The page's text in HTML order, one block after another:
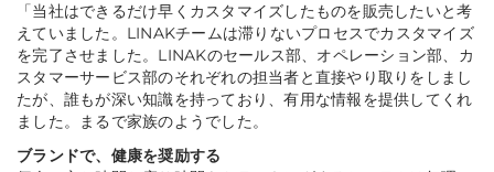
「当社はできるだけ早くカスタマイズしたものを販売したいと考
えていました。LINAKチームは滞りないプロセスでカスタマイズ
を完了させました。LINAKのセールス部、オペレーション部、カ
スタマーサービス部のそれぞれの担当者と直接やり取りをしまし
たが、誰もが深い知識を持っており、有用な情報を提供してくれ
ました。まるで家族のようでした。
ブランドで、健康を奨励する